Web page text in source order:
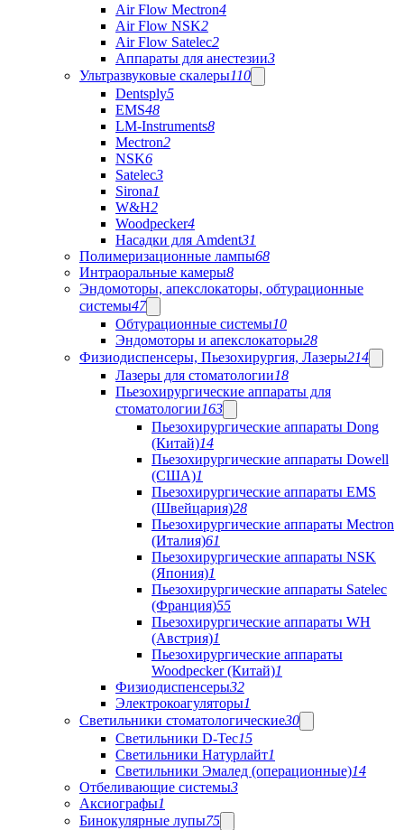
Air Flow Mectron4
Air Flow NSK2
Air Flow Satelec2
Аппараты для анестезии3
Ультразвуковые скалеры110
Dentsply5
EMS48
LM-Instruments8
Mectron2
NSK6
Satelec3
Sirona1
W&H2
Woodpecker4
Насадки для Amdent31
Полимеризационные лампы68
Интраоральные камеры8
Эндомоторы, апекслокаторы, обтурационные
системы47
Обтурационные системы10
Эндомоторы и апекслокаторы28
Физиодиспенсеры, Пьезохирургия, Лазеры214
Лазеры для стоматологии18
Пьезохирургические аппараты для
стоматологии163
Пьезохирургические аппараты Dong
(Китай)14
Пьезохирургические аппараты Dowell
(США)1
Пьезохирургические аппараты EMS
(Швейцария)28
Пьезохирургические аппараты Mectron
(Италия)61
Пьезохирургические аппараты NSK
(Япония)1
Пьезохирургические аппараты Satelec
(Франция)55
Пьезохирургические аппараты WH
(Австрия)1
Пьезохирургические аппараты
Woodpecker (Китай)1
Физиодиспенсеры32
Электрокоагуляторы1
Светильники стоматологические30
Светильники D-Tec15
Светильники Натурлайт1
Светильники Эмалед (операционные)14
Отбеливающие системы3
Аксиографы1
Бинокулярные лупы75